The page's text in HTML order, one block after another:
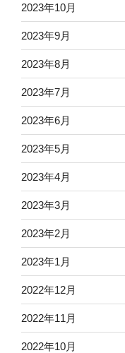
2023年10月
2023年9月
2023年8月
2023年7月
2023年6月
2023年5月
2023年4月
2023年3月
2023年2月
2023年1月
2022年12月
2022年11月
2022年10月